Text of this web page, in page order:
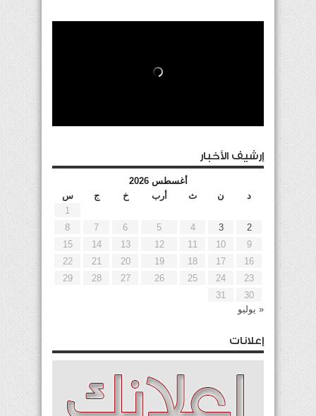
إرشيف الأخبار
أغسطس 2026
د
ن ث أرب خ ج
س
1
2
3
4
5
6
7
8
9
10
11
12
13
14
15
16
17
18
19
20
21
22
23
24
25
26
27
28
29
30
31
« يوليو
إعلانات